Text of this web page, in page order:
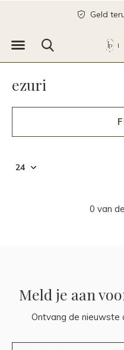
Geld
ezuri
0 van
Meld je aan
Ontvang de nieuwste